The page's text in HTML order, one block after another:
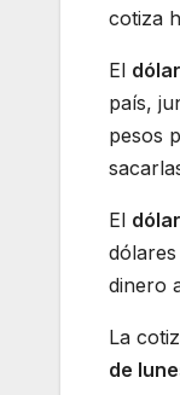
cotiza
El
país,
pesos
El
dinero
La
de